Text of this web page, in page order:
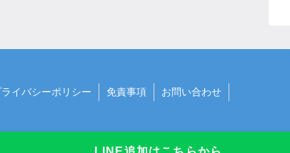
ライバシーポリシー 免責事項 お問い合わせ